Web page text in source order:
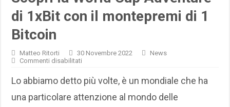
di 1xBit con il montepremi di 1
Bitcoin
Matteo Ritorti 30 Novembre 2022
News
Commenti disabilitati
World
Adventure
Lo abbiamo detto più volte, è un mondiale che ha
una particolare attenzione al mondo delle